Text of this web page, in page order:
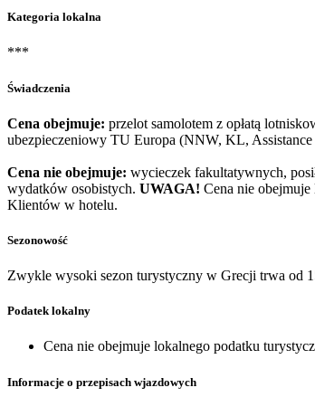
Kategoria lokalna
***
Świadczenia
Cena obejmuje: przelot samolotem z opłatą
ubezpieczeniowy TU Europa (NNW, KL, Assistance
Cena nie obejmuje: wycieczek fakultatywnych,
wydatków osobistych. UWAGA! Cena nie
Klientów w hotelu.
Sezonowość
Zwykle wysoki sezon turystyczny w Grecji trwa od
Podatek lokalny
Cena nie obejmuje lokalnego podatku
Informacje o przepisach wjazdowych